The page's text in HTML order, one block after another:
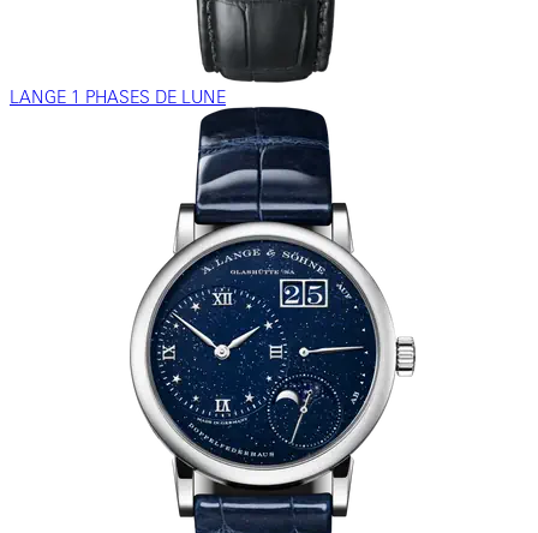
LANGE 1 PHASES DE LUNE